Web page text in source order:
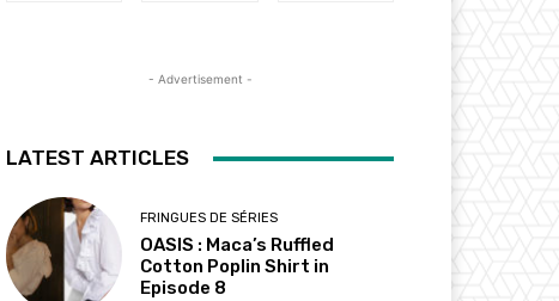
- Advertisement -
LATEST ARTICLES
FRINGUES DE SÉRIES
OASIS : Maca’s Ruffled
Cotton Poplin Shirt in
Episode 8